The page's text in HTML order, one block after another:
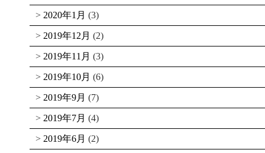
2020年1月 (3)
2019年12月 (2)
2019年11月 (3)
2019年10月 (6)
2019年9月 (7)
2019年7月 (4)
2019年6月 (2)